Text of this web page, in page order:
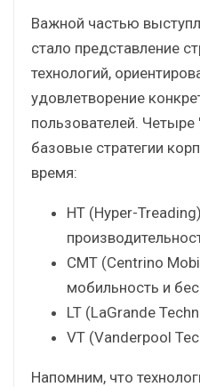
Важной частью
стало представление
технологий,
удовлетворение
пользователей.
базовые стратегии
время:
HT (Hyper-
CMT (Centrino
мобильность и
LT (LaGrande
VT (Vanderpool
Напомним, что